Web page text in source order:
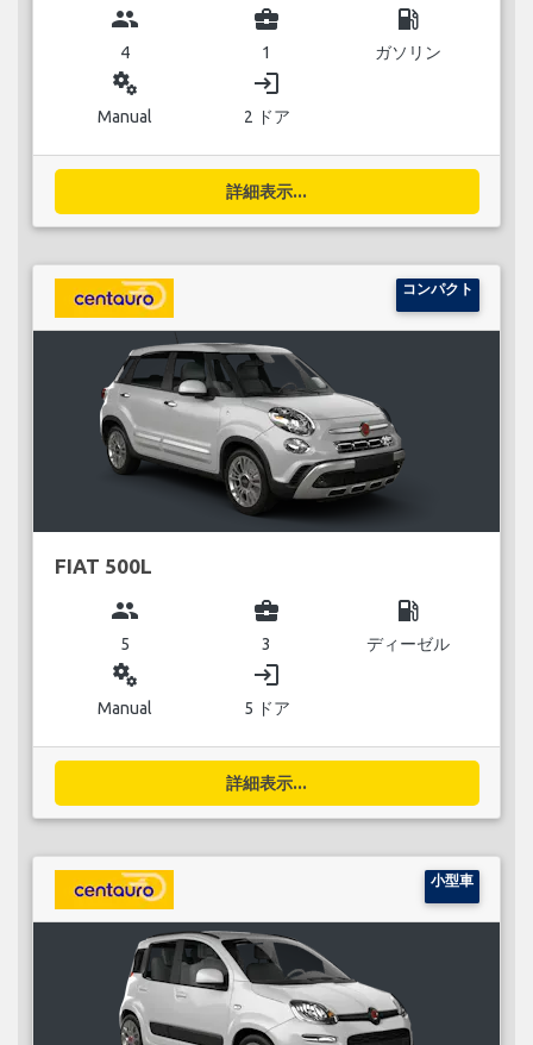
group
4
business_center
1
local_gas_station
ガソリン
miscellaneous_services
Manual
login
2 ドア
詳細表示...
コンパクト
FIAT 500L
group
5
business_center
3
local_gas_station
ディーゼル
miscellaneous_services
Manual
login
5 ドア
詳細表示...
小型車